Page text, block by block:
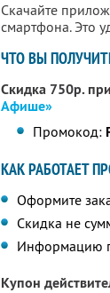
Скачайте
смартфона. Это
ЧТО ВЫ
Скидка 750р.
Афише»
Промокод:
КАК РАБОТАЕТ
Оформите
Скидка не
Информацию
Купон